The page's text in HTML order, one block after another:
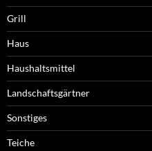
Grill
Haus
Haushaltsmittel
Landschaftsgärtner
Sonstiges
Teiche